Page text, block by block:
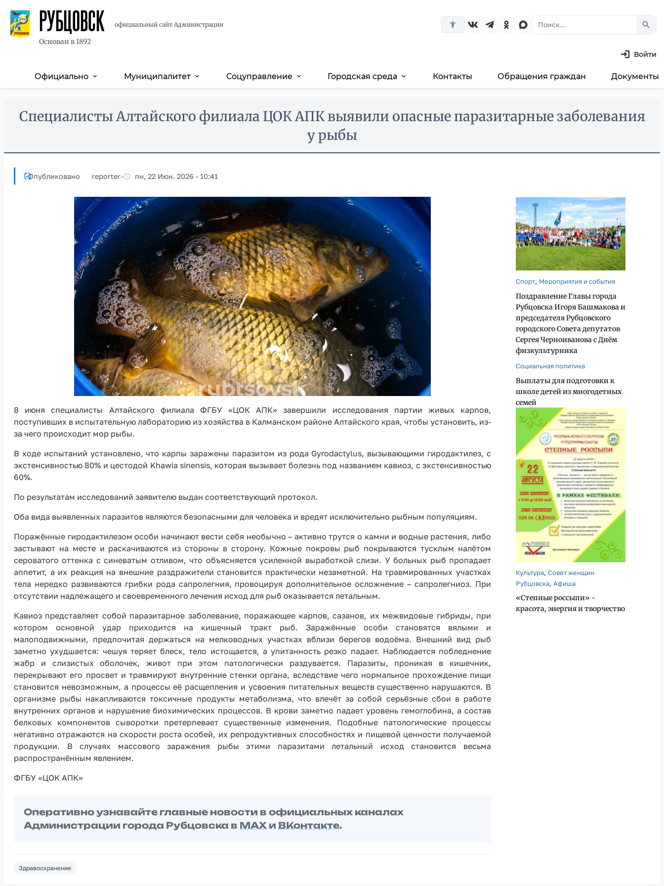
РУБЦОВСК
Основан в 1892
официальный сайт Администрации accessibility_new search
Войти
Основная
Официально expand_more Муниципалитет expand_more Соцуправление expand_more Городская среда expand_more Контакты Обращения граждан Документы
Специалисты Алтайского филиала ЦОК АПК выявили опасные паразитарные заболевания
у рыбы
Опубликовано reporter- пн, 22 Июн. 2026 - 10:41
8 июня специалисты Алтайского филиала ФГБУ «ЦОК АПК» завершили исследования партии живых карпов,
поступивших в испытательную лабораторию из хозяйства в Калманском районе Алтайского края, чтобы установить, из-
за чего происходит мор рыбы.
В ходе испытаний установлено, что карпы заражены паразитом из рода Gyrodactylus, вызывающими гиродактилез, с
экстенсивностью 80% и цестодой Khawia sinensis, которая вызывает болезнь под названием кавиоз, с экстенсивностью
60%.
По результатам исследований заявителю выдан соответствующий протокол.
Оба вида выявленных паразитов являются безопасными для человека и вредят исключительно рыбным популяциям.
Поражённые гиродактилезом особи начинают вести себя необычно – активно трутся о камни и водные растения, либо
застывают на месте и раскачиваются из стороны в сторону. Кожные покровы рыб покрываются тусклым налётом
сероватого оттенка с синеватым отливом, что объясняется усиленной выработкой слизи. У больных рыб пропадает
аппетит, а их реакция на внешние раздражители становится практически незаметной. На травмированных участках
тела нередко развиваются грибки рода сапролегния, провоцируя дополнительное осложнение – сапролегниоз. При
отсутствии надлежащего и своевременного лечения исход для рыб оказывается летальным.
Кавиоз представляет собой паразитарное заболевание, поражающее карпов, сазанов, их межвидовые гибриды, при
котором основной удар приходится на кишечный тракт рыб. Заражённые особи становятся вялыми и
малоподвижными, предпочитая держаться на мелководных участках вблизи берегов водоёма. Внешний вид рыб
заметно ухудшается: чешуя теряет блеск, тело истощается, а упитанность резко падает. Наблюдается побледнение
жабр и слизистых оболочек, живот при этом патологически раздувается. Паразиты, проникая в кишечник,
перекрывают его просвет и травмируют внутренние стенки органа, вследствие чего нормальное прохождение пищи
становится невозможным, а процессы её расщепления и усвоения питательных веществ существенно нарушаются. В
организме рыбы накапливаются токсичные продукты метаболизма, что влечёт за собой серьёзные сбои в работе
внутренних органов и нарушение биохимических процессов. В крови заметно падает уровень гемоглобина, а состав
белковых компонентов сыворотки претерпевает существенные изменения. Подобные патологические процессы
негативно отражаются на скорости роста особей, их репродуктивных способностях и пищевой ценности получаемой
продукции. В случаях массового заражения рыбы этими паразитами летальный исход становится весьма
распространённым явлением.
ФГБУ «ЦОК АПК»
Оперативно узнавайте главные новости в официальных каналах
Администрации города Рубцовска в MAX и ВКонтакте.
Здравоохранение
Спорт, Мероприятия и события
Поздравление Главы города
Рубцовска Игоря Башмакова и
председателя Рубцовского
городского Совета депутатов
Сергея Черноиванова с Днём
физкультурника
Социальная политика
Выплаты для подготовки к
школе детей из многодетных
семей
Культура, Совет женщин
Рубцовска, Афиша
«Степные россыпи» -
красота, энергия и творчество